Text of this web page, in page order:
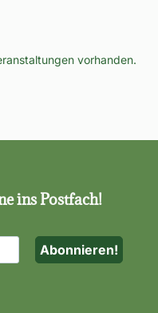
vorhanden.
ins Postfach!